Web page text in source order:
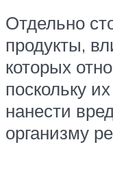
Отдельно
продукты,
которых
поскольку
нанести
организму